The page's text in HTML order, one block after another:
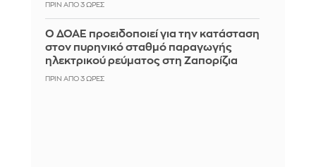
ΠΡΙΝ ΑΠΌ 3 ΏΡΕΣ
Ο ΔΟΑΕ προειδοποιεί για την κατάσταση
στον πυρηνικό σταθμό παραγωγής
ηλεκτρικού ρεύματος στη Ζαπορίζια
ΠΡΙΝ ΑΠΌ 3 ΏΡΕΣ